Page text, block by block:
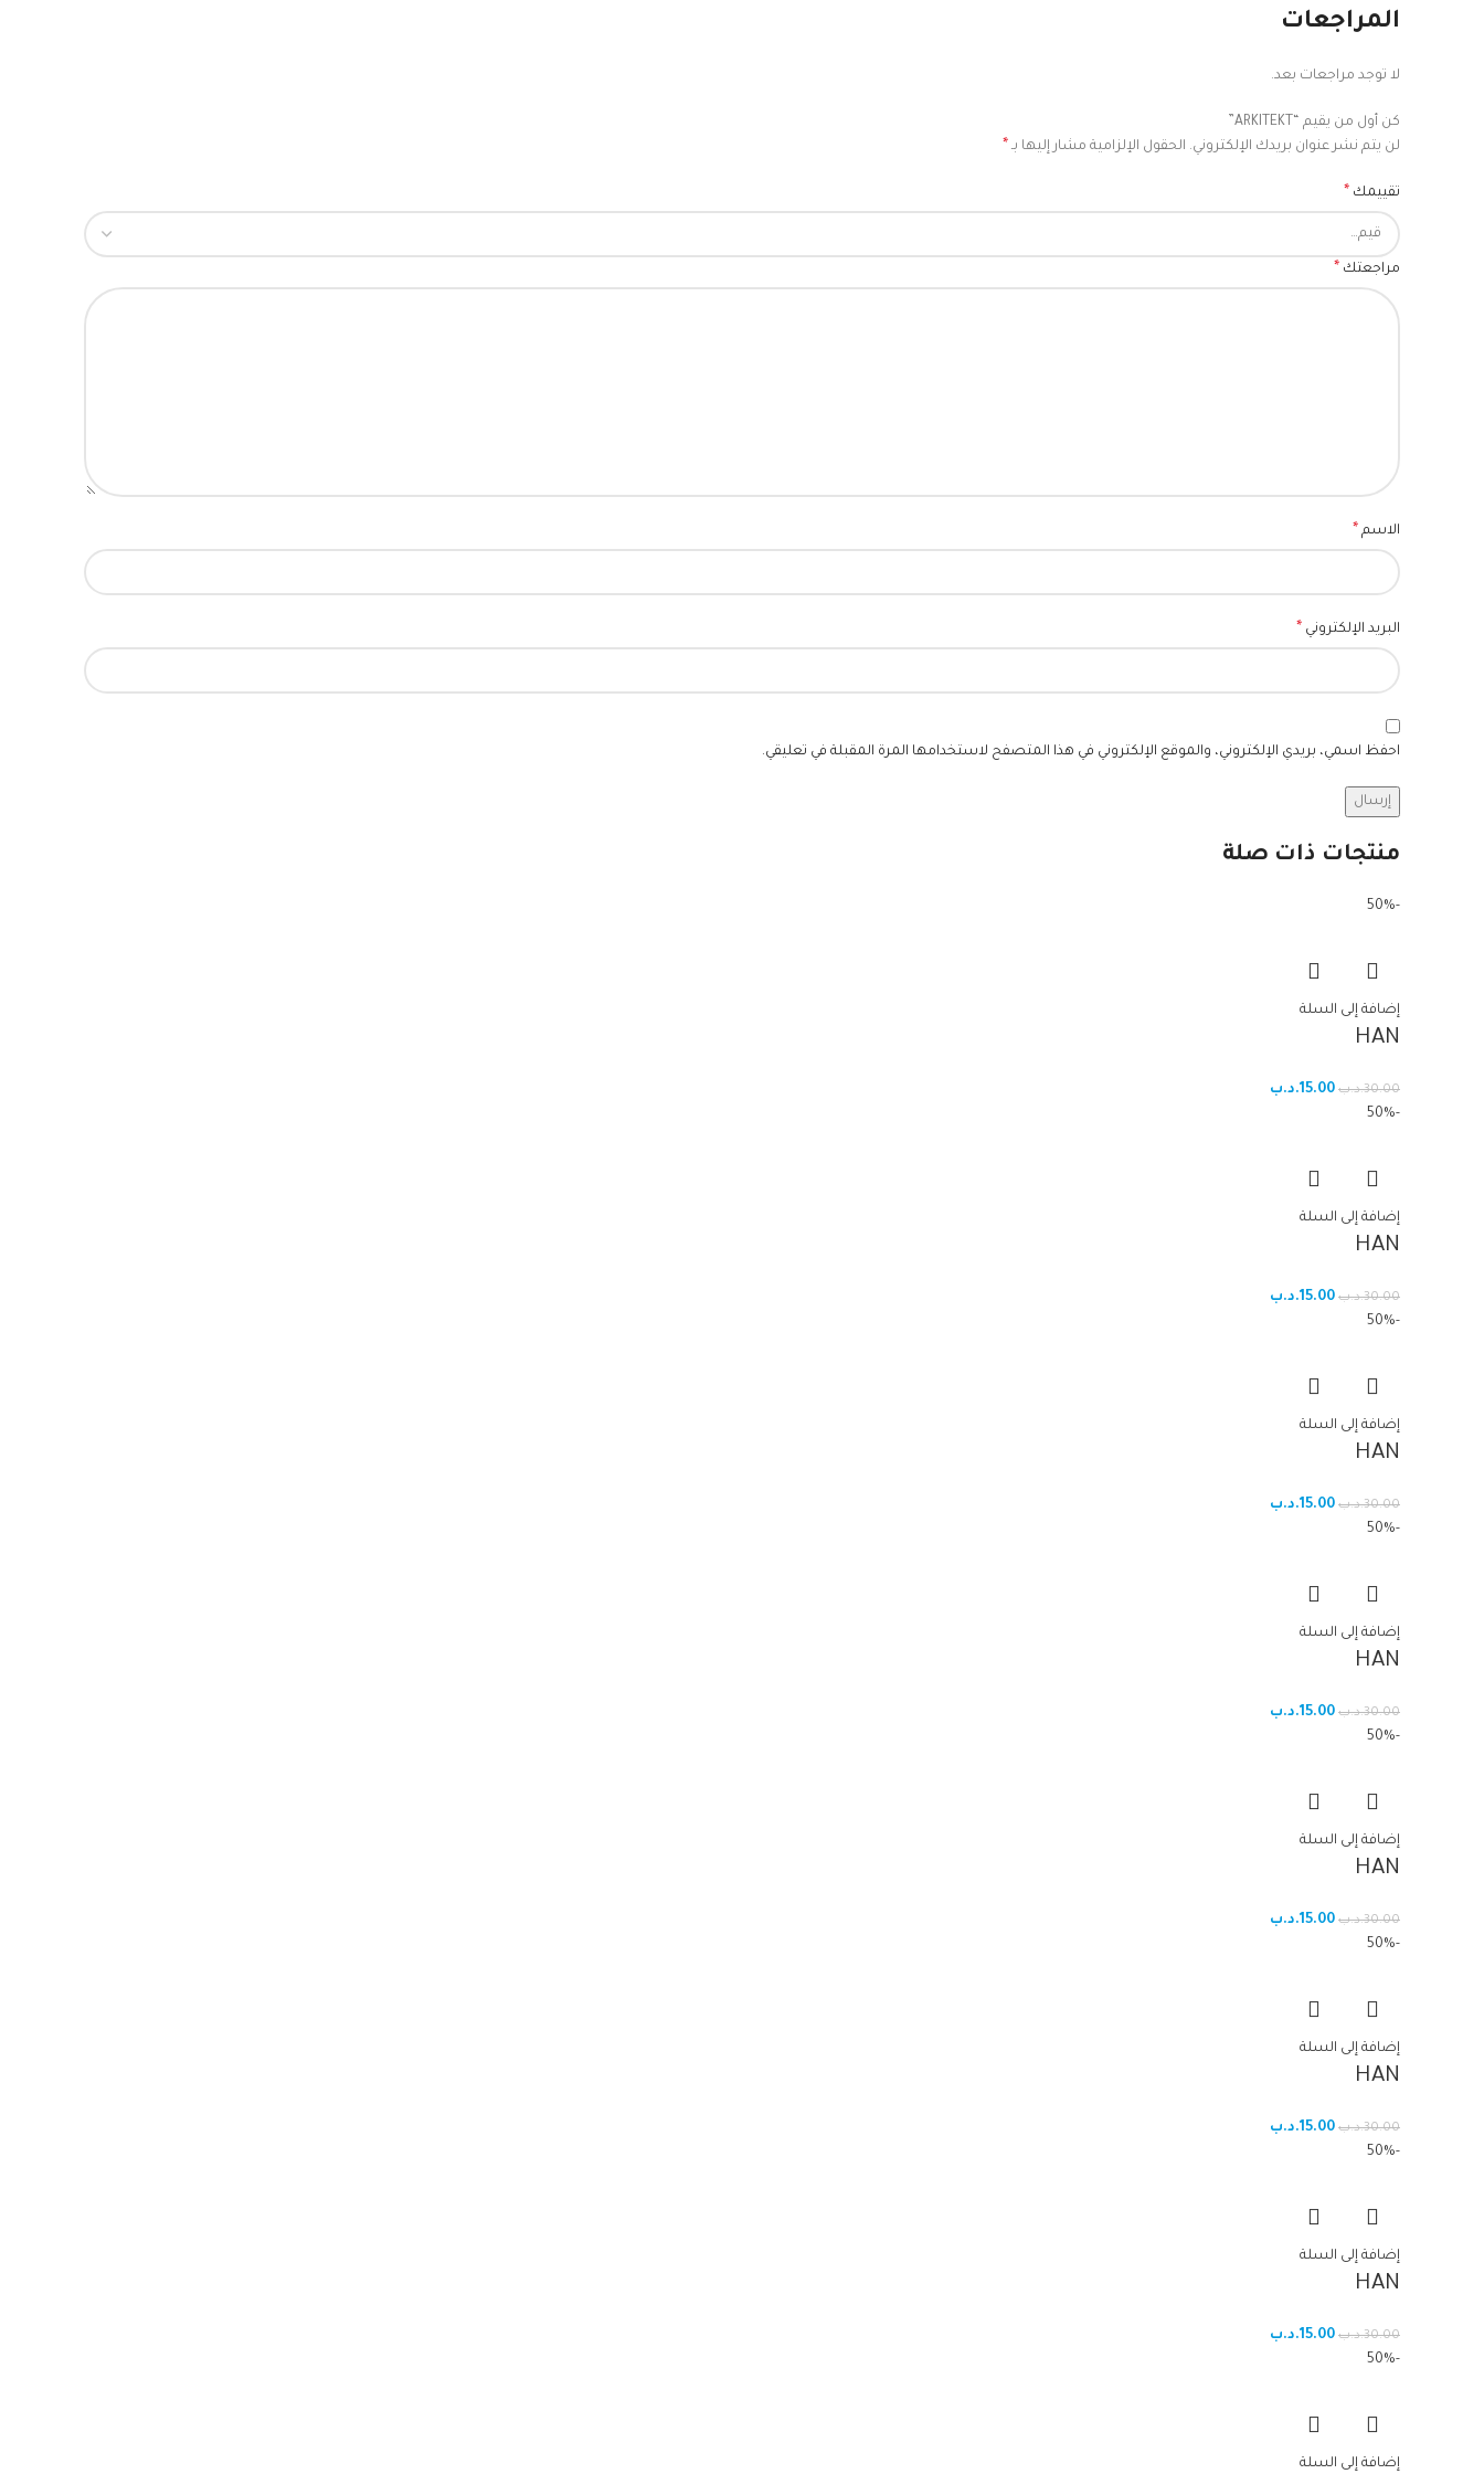
المراجعات
لا توجد مراجعات بعد.
كن أول من يقيم “ARKITEKT”
لن يتم نشر عنوان بريدك الإلكتروني. الحقول الإلزامية مشار إليها بـ *
تقييمك *
مراجعتك *
الاسم *
البريد الإلكتروني *
احفظ اسمي، بريدي الإلكتروني، والموقع الإلكتروني في هذا المتصفح لاستخدامها المرة المقبلة في تعليقي.
منتجات ذات صلة
-50%
إضافة إلى السلة
HAN
30.00.د.ب 15.00 .د.ب
-50%
إضافة إلى السلة
HAN
30.00.د.ب 15.00 .د.ب
-50%
إضافة إلى السلة
HAN
30.00.د.ب 15.00 .د.ب
-50%
إضافة إلى السلة
HAN
30.00.د.ب 15.00 .د.ب
-50%
إضافة إلى السلة
HAN
30.00.د.ب 15.00 .د.ب
-50%
إضافة إلى السلة
HAN
30.00.د.ب 15.00 .د.ب
-50%
إضافة إلى السلة
HAN
30.00.د.ب 15.00 .د.ب
-50%
إضافة إلى السلة